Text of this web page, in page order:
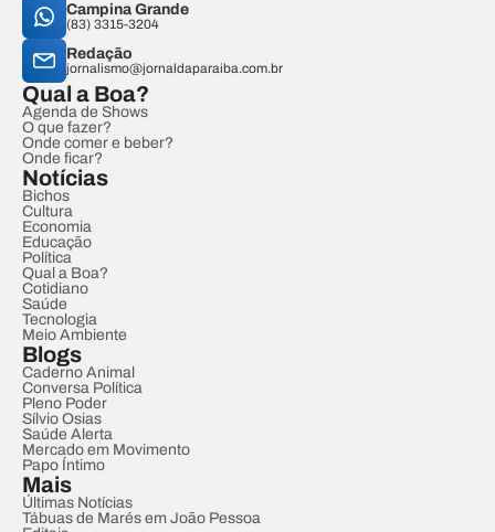
Campina Grande
(83) 3315-3204
Redação
jornalismo@jornaldaparaiba.com.br
Qual a Boa?
Agenda de Shows
O que fazer?
Onde comer e beber?
Onde ficar?
Notícias
Bichos
Cultura
Economia
Educação
Política
Qual a Boa?
Cotidiano
Saúde
Tecnologia
Meio Ambiente
Blogs
Caderno Animal
Conversa Política
Pleno Poder
Sílvio Osias
Saúde Alerta
Mercado em Movimento
Papo Íntimo
Mais
Últimas Notícias
Tábuas de Marés em João Pessoa